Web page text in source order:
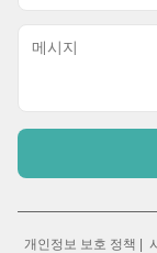
개인정보 보호 정책 |